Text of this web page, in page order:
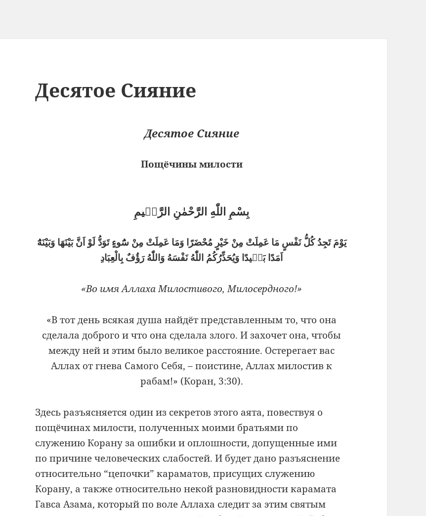
Десятое Сияние
Десятое Сияние
Пощёчины милости
بِسْمِ اللّٰهِ الرَّحْمٰنِ الرَّحٖيمِ
يَوْمَ تَجِدُ كُلُّ نَفْسٍ مَا عَمِلَتْ مِنْ خَيْرٍ مُحْضَرًا وَمَا عَمِلَتْ مِنْ سُٓوءٍ تَوَدُّ لَوْ اَنَّ بَيْنَهَا وَبَيْنَهُٓ
اَمَدًا بَعٖيدًا وَيُحَذِّرُكُمُ اللّٰهُ نَفْسَهُ وَاللّٰهُ رَؤُفٌ بِالْعِبَادِ
«Во имя Аллаха Милостивого, Милосердного!»
«В тот день всякая душа найдёт представленным то, что она
сделала доброго и что она сделала злого. И захочет она, чтобы
между ней и этим было великое расстояние. Остерегает вас
Аллах от гнева Самого Себя, – поистине, Аллах милостив к
рабам!» (Коран, 3:30).
Здесь разъясняется один из секретов этого аята, повествуя о
пощёчинах милости, полученных моими братьями по
служению Корану за ошибки и оплошности, допущенные ими
по причине человеческих слабостей. И будет дано разъяснение
относительно “цепочки” караматов, присущих служению
Корану, а также относительно некой разновидности карамата
Гавса Азама, который по воле Аллаха следит за этим святым